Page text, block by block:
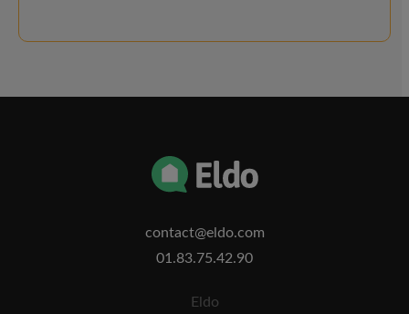
contact@eldo.com
01.83.75.42.90
Eldo